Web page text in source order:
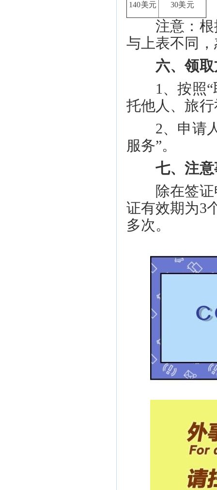
140美元 30美元
注意：根据
与上表不同
六、领
1、按照“
托他人、旅
2、申请人
服务”。
七、注
除在签证申
证有效期为3
多次。